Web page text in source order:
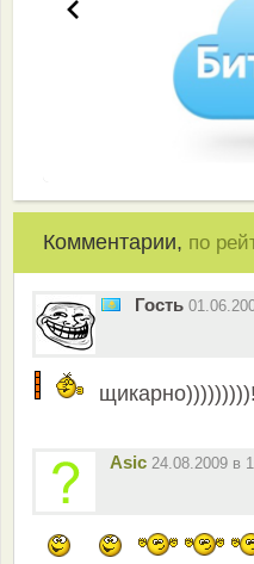
Комментарии, по
Гость
Asic 24.08.2009 в